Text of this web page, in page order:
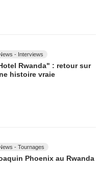
- Interviews
Rwanda" : retour sur
histoire vraie
- Tournages
Phoenix au Rwanda